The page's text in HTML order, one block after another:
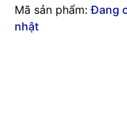
Mã sản phẩm: Đang
nhật